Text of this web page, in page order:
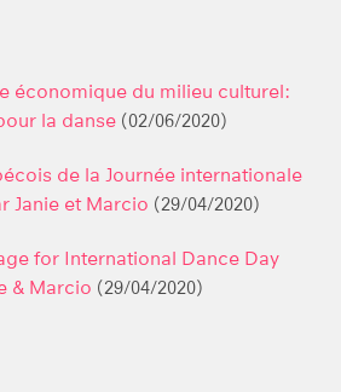
économique du milieu culturel:
la danse (02/06/2020)
de la Journée internationale
Janie et Marcio (29/04/2020)
for International Dance Day
& Marcio (29/04/2020)